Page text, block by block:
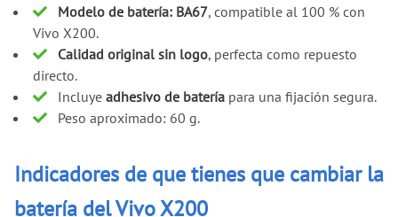
Modelo de batería: BA67, compatible al 100 % con
Vivo X200.
Calidad original sin logo, perfecta como repuesto
directo.
Incluye adhesivo de bateríapara una fijación segura.
Peso aproximado: 60 g.
Indicadores de que tienes que cambiar la
batería del Vivo X200